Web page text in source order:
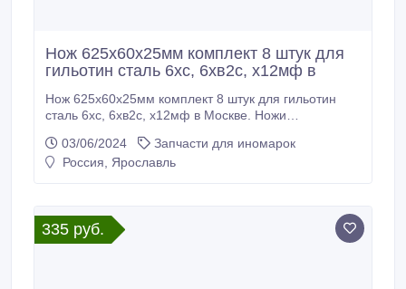
Нож 625х60х25мм комплект 8 штук для
гильотин сталь 6хс, 6хв2с, х12мф в
Нож 625х60х25мм комплект 8 штук для гильотин
сталь 6хс, 6хв2с, х12мф в Москве. Ножи
шлифовке гильотинных ножей. Изготовление ножей
для дробилок. Ножи для шредера..
03/06/2024
Запчасти для иномарок
Россия, Ярославль
335 руб.